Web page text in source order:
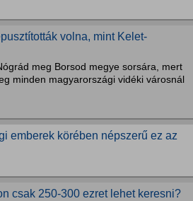
volna, mint Kelet-
meg Borsod megye sorsára, mert
minden magyarországi vidéki városnál
emberek körében népszerű ez az
csak 250-300 ezret lehet keresni?